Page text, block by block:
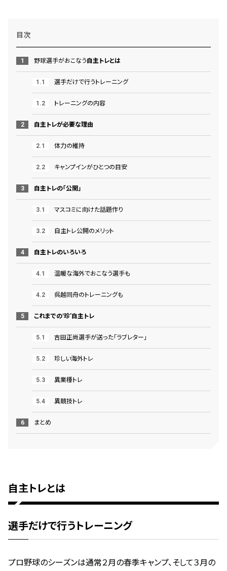
目次
野球選手がおこなう自主トレとは
選手だけで行うトレーニング
トレーニングの内容
自主トレが必要な理由
体力の維持
キャンプインがひとつの目安
自主トレの「公開」
マスコミに向けた話題作り
自主トレ公開のメリット
自主トレのいろいろ
温暖な海外でおこなう選手も
呉越同舟のトレーニングも
これまでの‛珍’自主トレ
吉田正尚選手が送った「ラブレター」
珍しい海外トレ
異業種トレ
異競技トレ
まとめ
自主トレとは
選手だけで行うトレーニング
プロ野球のシーズンは通常２月の春季キャンプ、そして３月の